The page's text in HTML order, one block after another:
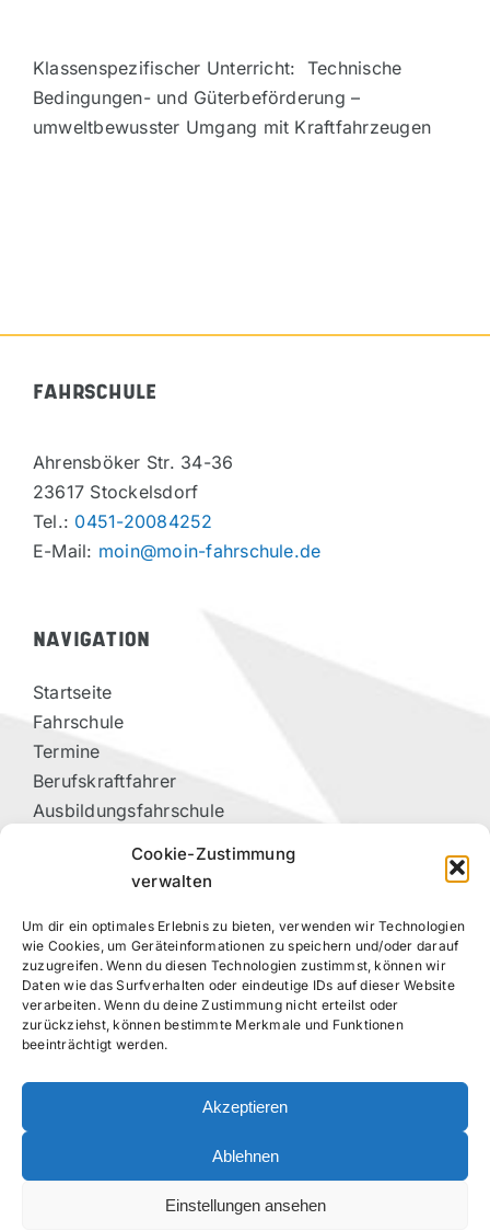
Cookie-Zustimmung
verwalten
Um dir ein optimales Erlebnis zu bieten, verwenden wir Technologien
wie Cookies, um Geräteinformationen zu speichern und/oder darauf
zuzugreifen. Wenn du diesen Technologien zustimmst, können wir
Daten wie das Surfverhalten oder eindeutige IDs auf dieser Website
verarbeiten. Wenn du deine Zustimmung nicht erteilst oder
zurückziehst, können bestimmte Merkmale und Funktionen
beeinträchtigt werden.
Akzeptieren
Ablehnen
Einstellungen ansehen
Klassenspezifischer Unterricht: Technische
Bedingungen- und Güterbeförderung –
umweltbewusster Umgang mit Kraftfahrzeugen
FAHRSCHULE
Ahrensböker Str. 34-36
23617 Stockelsdorf
Tel.: 0451-20084252
E-Mail: moin@moin-fahrschule.de
NAVIGATION
Startseite
Fahrschule
Termine
Berufskraftfahrer
Ausbildungsfahrschule
RECHTLICHES
Datenschutzerklärung
Impressum
Cookie-Richtlinie (EU)